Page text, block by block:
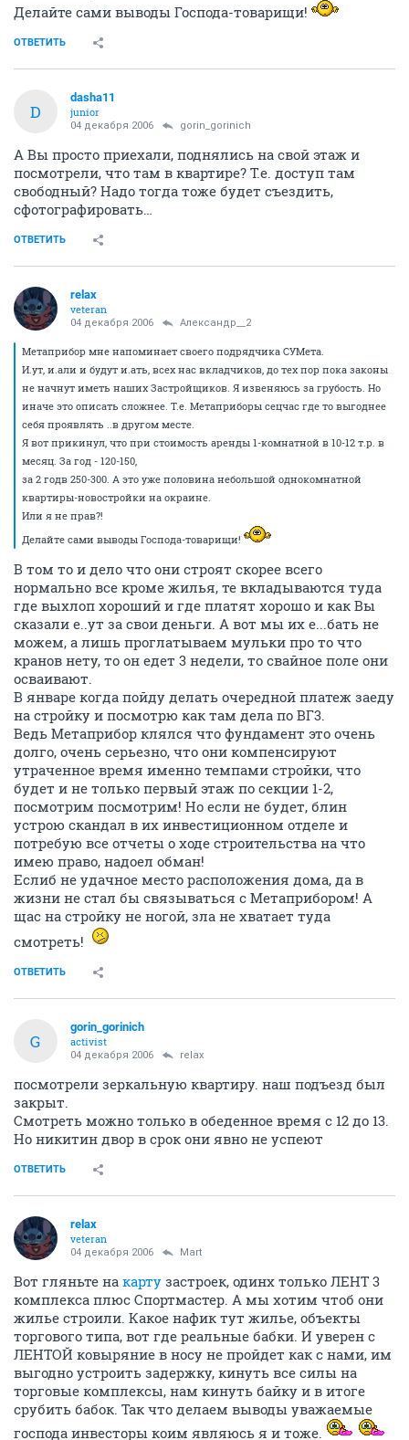
Делайте сами выводы Господа-товарищи!
ОТВЕТИТЬ
D
dasha11
junior
04 декабря 2006 gorin_gorinich
А Вы просто приехали, поднялись на свой этаж и
посмотрели, что там в квартире? Т.е. доступ там
свободный? Надо тогда тоже будет съездить,
сфотографировать…
ОТВЕТИТЬ
relax
veteran
04 декабря 2006 Александр__2
Метаприбор мне напоминает своего подрядчика СУМета.
И.ут, и.али и будут и.ать, всех нас вкладчиков, до тех пор пока законы
не начнут иметь наших Застройщиков. Я извеняюсь за грубость. Но
иначе это описать сложнее. Т.е. Метаприборы сецчас где то выгоднее
себя проявлять ..в другом месте.
Я вот прикинул, что при стоимость аренды 1-комнатной в 10-12 т.р. в
месяц. За год - 120-150,
за 2 годв 250-300. А это уже половина небольшой однокомнатной
квартиры-новостройки на окраине.
Или я не прав?!
Делайте сами выводы Господа-товарищи!
В том то и дело что они строят скорее всего
нормально все кроме жилья, те вкладываются туда
где выхлоп хороший и где платят хорошо и как Вы
сказали е..ут за свои деньги. А вот мы их е...бать не
можем, а лишь проглатываем мульки про то что
кранов нету, то он едет 3 недели, то свайное поле они
осваивают.
В январе когда пойду делать очередной платеж заеду
на стройку и посмотрю как там дела по ВГ3.
Ведь Метаприбор клялся что фундамент это очень
долго, очень серьезно, что они компенсируют
утраченное время именно темпами стройки, что
будет и не только первый этаж по секции 1-2,
посмотрим посмотрим! Но если не будет, блин
устрою скандал в их инвестиционном отделе и
потребую все отчеты о ходе строительства на что
имею право, надоел обман!
Еслиб не удачное место расположения дома, да в
жизни не стал бы связываться с Метаприбором! А
щас на стройку не ногой, зла не хватает туда
смотреть!
ОТВЕТИТЬ
G
gorin_gorinich
activist
04 декабря 2006 relax
посмотрели зеркальную квартиру. наш подъезд был
закрыт.
Смотреть можно только в обеденное время с 12 до 13.
Но никитин двор в срок они явно не успеют
ОТВЕТИТЬ
relax
veteran
04 декабря 2006 Mart
Вот гляньте на карту застроек, одинх только ЛЕНТ 3
комплекса плюс Спортмастер. А мы хотим чтоб они
жилье строили. Какое нафик тут жилье, объекты
торгового типа, вот где реальные бабки. И уверен с
ЛЕНТОЙ ковыряние в носу не пройдет как с нами, им
выгодно устроить задержку, кинуть все силы на
торговые комплексы, нам кинуть байку и в итоге
срубить бабок. Так что делаем выводы уважаемые
господа инвесторы коим являюсь я и тоже.